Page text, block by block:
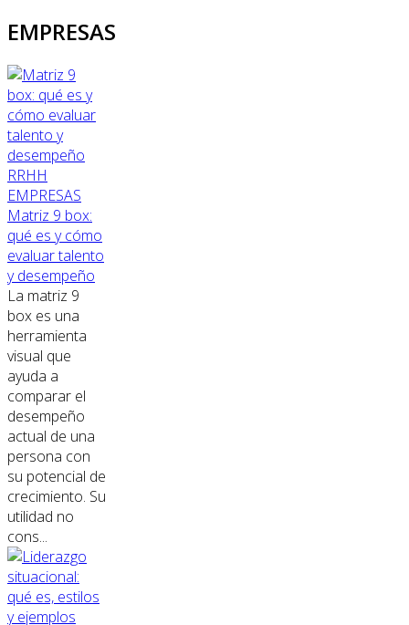
EMPRESAS
RRHH
EMPRESAS
Matriz 9 box:
qué es y cómo
evaluar talento
y desempeño
La matriz 9
box es una
herramienta
visual que
ayuda a
comparar el
desempeño
actual de una
persona con
su potencial de
crecimiento. Su
utilidad no
cons...